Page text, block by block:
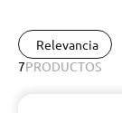
Relevancia
7PRODUCTOS